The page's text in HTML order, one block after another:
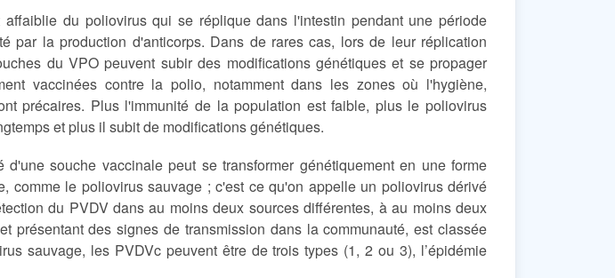
du poliovirus qui se réplique dans l'intestin pendant une période
par la production d'anticorps. Dans de rares cas, lors de leur réplication
du VPO peuvent subir des modifications génétiques et se propager
vaccinées contre la polio, notamment dans les zones où l'hygiène,
précaires. Plus l'immunité de la population est faible, plus le poliovirus
et plus il subit de modifications génétiques.
souche vaccinale peut se transformer génétiquement en une forme
comme le poliovirus sauvage ; c'est ce qu'on appelle un poliovirus dérivé
du PVDV dans au moins deux sources différentes, à au moins deux
présentant des signes de transmission dans la communauté, est classée
sauvage, les PVDVc peuvent être de trois types (1, 2 ou 3), l’épidémie